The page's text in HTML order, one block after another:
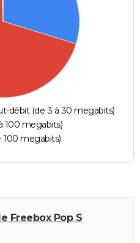
débit (de 3 à 30 megabits)
100 megabits)
100 megabits)
Freebox Pop S